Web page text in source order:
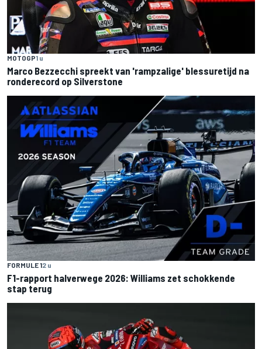
MOTOGP1 u
Marco Bezzecchi spreekt van 'rampzalige' blessuretijd na
ronderecord op Silverstone
FORMULE 12 u
F1-rapport halverwege 2026: Williams zet schokkende
stap terug